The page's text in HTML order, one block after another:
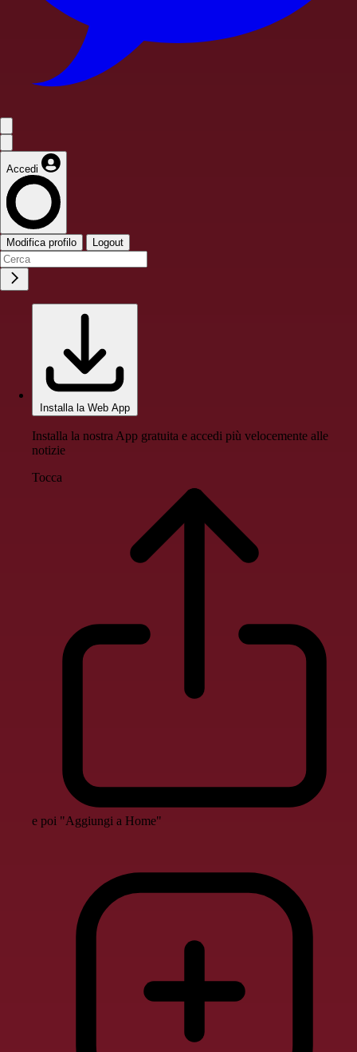
Accedi
Modifica profilo Logout
Installa la Web App
Installa la nostra App gratuita e accedi più velocemente alle
notizie
Tocca
e poi "Aggiungi a Home"